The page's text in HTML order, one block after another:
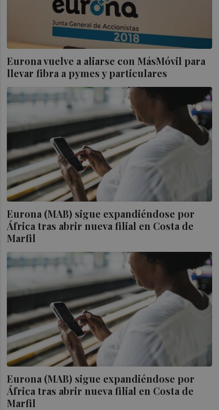
Eurona vuelve a aliarse con MásMóvil para
llevar fibra a pymes y particulares
Eurona (MAB) sigue expandiéndose por
África tras abrir nueva filial en Costa de
Marfil
Eurona (MAB) sigue expandiéndose por
África tras abrir nueva filial en Costa de
Marfil